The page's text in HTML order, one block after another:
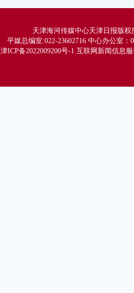
天津海河传媒中心天津日报版权
平媒总编室:022-23602716 中心办公室：
津ICP备2022009200号-1 互联网新闻信息